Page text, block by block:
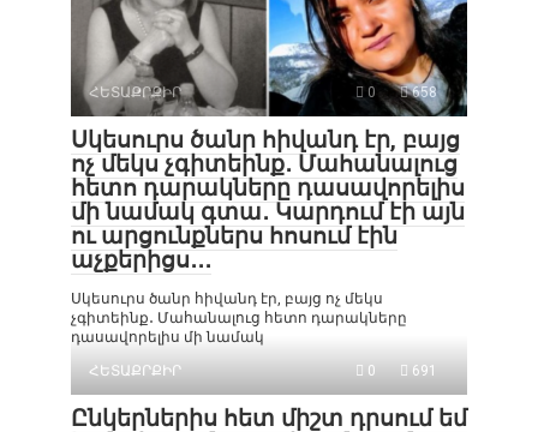
ՀԵՏԱՔՐՔԻՐ 0 658
Սկեսուրս ծանր հիվանդ էր, բայց
ոչ մեկս չգիտեինք․ Մահանալուց
հետո դարակները դասավորելիս
մի նամակ գտա․ Կարդում էի այն
ու արցունքներս հոսում էին
աչքերիցս․․․
Սկեսուրս ծանր հիվանդ էր, բայց ոչ մեկս
չգիտեինք․ Մահանալուց հետո դարակները
դասավորելիս մի նամակ
ՀԵՏԱՔՐՔԻՐ
0 691
Ընկերներիս հետ միշտ դրսում եմ